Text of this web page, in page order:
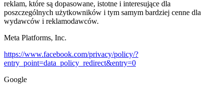
reklam, które są dopasowane, istotne i interesujące dla
poszczególnych użytkowników i tym samym bardziej cenne dla
wydawców i reklamodawców.
Meta Platforms, Inc.
https://www.facebook.com/privacy/policy/?
entry_point=data_policy_redirect&entry=0
Google